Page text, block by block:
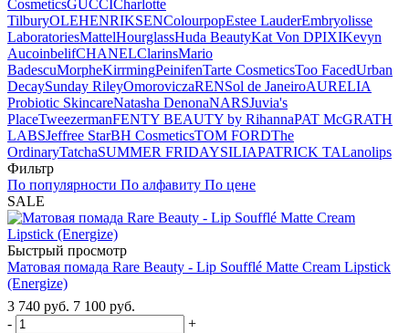
CosmeticsGUCCICharlotte
TilburyOLEHENRIKSENColourpopEstee LauderEmbryolisse
LaboratoriesMattelHourglassHuda BeautyKat Von DPIXIKevyn
AucoinbelifCHANELClarinsMario
BadescuMorpheKirrmingPeinifenTarte CosmeticsToo FacedUrban
DecaySunday RileyOmoroviczaRENSol de JaneiroAURELIA
Probiotic SkincareNatasha DenonaNARSJuvia's
PlaceTweezermanFENTY BEAUTY by RihannaPAT McGRATH
LABSJeffree StarBH CosmeticsTOM FORDThe
OrdinaryTatchaSUMMER FRIDAYSILIAPATRICK TALanolips
Фильтр
По популярности По алфавиту По цене
SALE
Быстрый просмотр
Матовая помада Rare Beauty - Lip Soufflé Matte Cream Lipstick
(Energize)
3 740 руб. 7 100 руб.
-
+